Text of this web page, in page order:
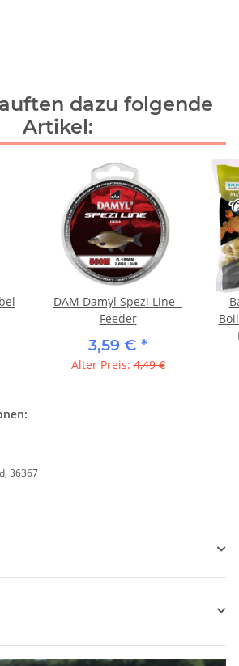
dazu folgende
Artikel:
DAM Damyl Spezi Line -
Feeder
3,59 € *
Alter Preis:4,49 €
36367